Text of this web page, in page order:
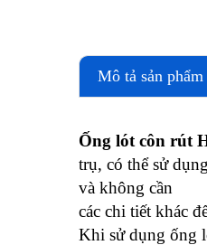
Mô tả sản phẩm
Ống lót côn rút
trụ, có thể sử
và không cần
các chi tiết khác
Khi sử dụng ống